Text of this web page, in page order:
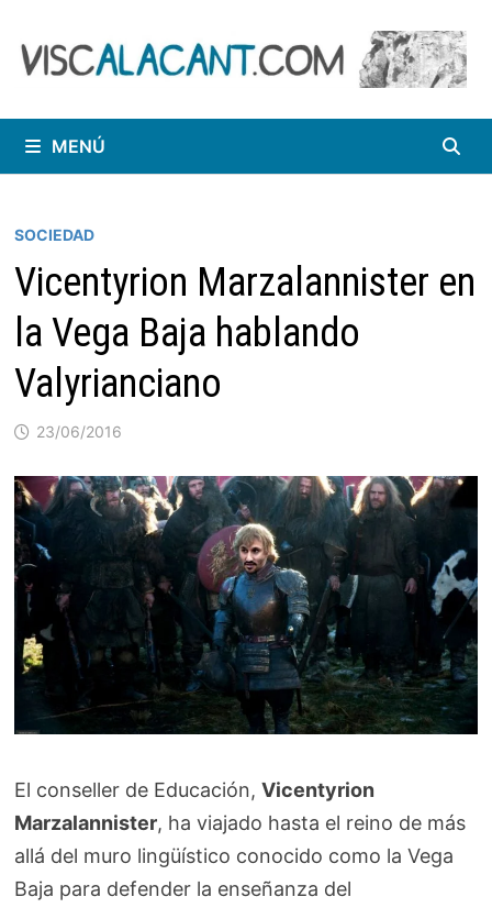
contenido
MENÚ
SOCIEDAD
Vicentyrion Marzalannister en
la Vega Baja hablando
Valyrianciano
23/06/2016
El conseller de Educación,Vicentyrion
Marzalannister, ha viajado hasta el reino de más
allá del muro lingüístico conocido como la Vega
Baja para defender la enseñanza del